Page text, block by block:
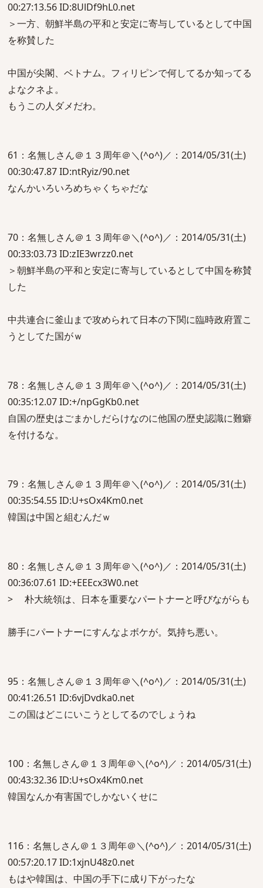
00:27:13.56 ID:8UlDf9hL0.net
＞一方、朝鮮半島の平和と安定に寄与しているとして中国
を称賛した
中国が尖閣、ベトナム。フィリピンで何してるか知ってる
よなクネよ。
もうこの人ダメだわ。
61：名無しさん＠１３周年＠＼(^o^)／：2014/05/31(土)
00:30:47.87 ID:ntRyiz/90.net
なんかいろいろめちゃくちゃだな
70：名無しさん＠１３周年＠＼(^o^)／：2014/05/31(土)
00:33:03.73 ID:zIE3wrzz0.net
＞朝鮮半島の平和と安定に寄与しているとして中国を称賛
した
中共連合に釜山まで攻められて日本の下関に臨時政府置こ
うとしてた国がｗ
78：名無しさん＠１３周年＠＼(^o^)／：2014/05/31(土)
00:35:12.07 ID:+/npGgKb0.net
自国の歴史はごまかしだらけなのに他国の歴史認識に難癖
を付けるな。
79：名無しさん＠１３周年＠＼(^o^)／：2014/05/31(土)
00:35:54.55 ID:U+sOx4Km0.net
韓国は中国と組むんだｗ
80：名無しさん＠１３周年＠＼(^o^)／：2014/05/31(土)
00:36:07.61 ID:+EEEcx3W0.net
> 朴大統領は、日本を重要なパートナーと呼びながらも
勝手にパートナーにすんなよボケが。気持ち悪い。
95：名無しさん＠１３周年＠＼(^o^)／：2014/05/31(土)
00:41:26.51 ID:6vjDvdka0.net
この国はどこにいこうとしてるのでしょうね
100：名無しさん＠１３周年＠＼(^o^)／：2014/05/31(土)
00:43:32.36 ID:U+sOx4Km0.net
韓国なんか有害国でしかないくせに
116：名無しさん＠１３周年＠＼(^o^)／：2014/05/31(土)
00:57:20.17 ID:1xjnU48z0.net
もはや韓国は、中国の手下に成り下がったな